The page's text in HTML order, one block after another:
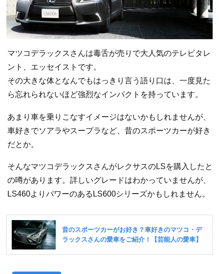
マツコデラックスさんは毒舌が売りで大人気のテレビタレ
ント、エッセイストです。
その大きな体となんでもはっきり言う語り口は、一度見た
ら忘れられないほど強烈なインパクトを持っています。
あまり車を乗りこなすイメージはないかもしれませんが、
車好きでソアラやスープラなど、昔のスポーツカーが好き
だとか。
そんなマツコデラックスさんがレクサスのLSを購入したと
の噂があります。詳しいグレードはわかっていませんが、
LS460よりパワーのあるLS600シリーズかもしれません。